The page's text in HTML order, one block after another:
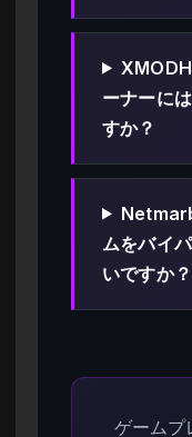
ーナーに
すか？
ムをバイ
いですか？
ゲームプ